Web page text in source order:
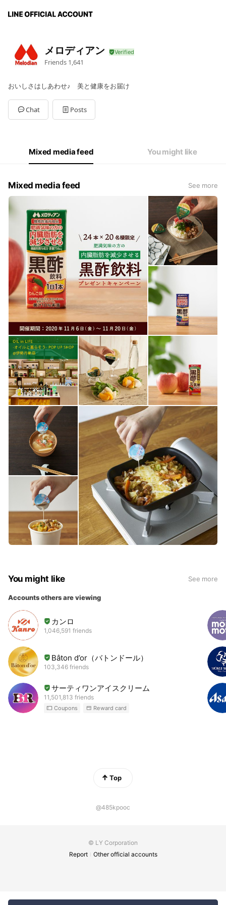
メロディアン
Friends 1,641
おいしさはしあわせ♪ 美と健康をお届け
Chat Posts
Mixed media feed You might like
Mixed media feed See more
You might like See more
Accounts others are viewing
カンロ
1,046,591 friends
Bâton d’or（バトンドール）
103,346 friends
サーティワンアイスクリーム
11,501,813 friends
Coupons Reward card
Top
@485kpooc
© LY Corporation
Report
Other official accounts